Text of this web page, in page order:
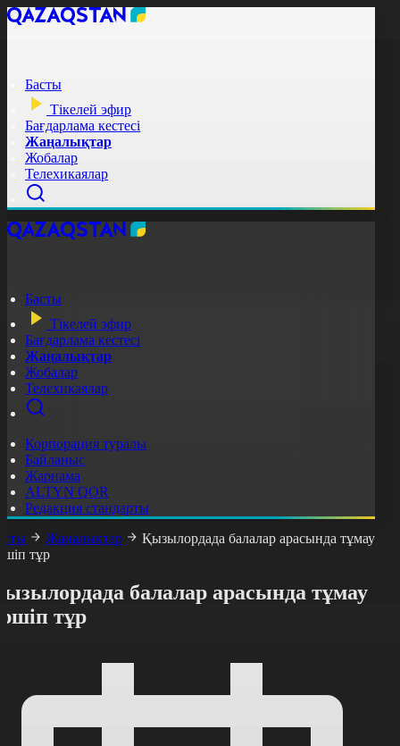
Басты
Тікелей эфир
Бағдарлама кестесі
Жаңалықтар
Жобалар
Телехикаялар
Басты
Тікелей эфир
Бағдарлама кестесі
Жаңалықтар
Жобалар
Телехикаялар
Корпорация туралы
Байланыс
Жарнама
ALTYN QOR
Редакция стандарты
Жаңалықтар
Қызылордада балалар арасында тұмау
тұр
балалар арасында тұмау
тұр